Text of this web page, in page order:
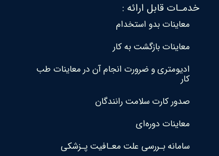
خدمـات قابل ارائه :
معاینات بدو استخدام
معاینات بازگشت به کار
ادیومتری و ضرورت انجام آن در معاینات طب
کار
صدور کارت سلامت رانندگان
معاینات دوره‌ای
سامانه بـررسی علت معـافیت پـزشکی